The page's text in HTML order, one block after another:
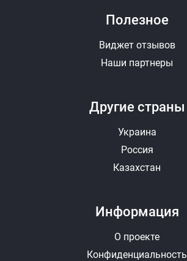
Другие страны
Украина
Россия
Казахстан
Полезное
Виджет отзывов
Наши партнеры
Информация
О проекте
Конфиденциальность